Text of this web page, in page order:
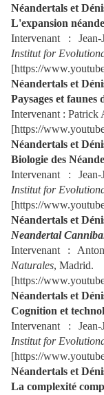
Néandertals et
L'expansion
Intervenant :
Institut for
[https://
Néandertals et
Paysages et faunes
Intervenant : Patrick
[https://
Néandertals et
Biologie des
Intervenant :
Institut for
[https://
Néandertals et
Neandertal
Intervenant :
Naturales, Madrid.
[https://
Néandertals et
Cognition et
Intervenant :
Institut for
[https://
Néandertals et
La complexité